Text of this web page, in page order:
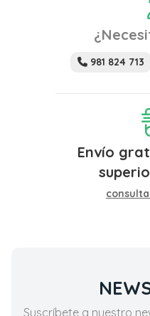
981 824 713
Envío
Suscríbete a nuestro